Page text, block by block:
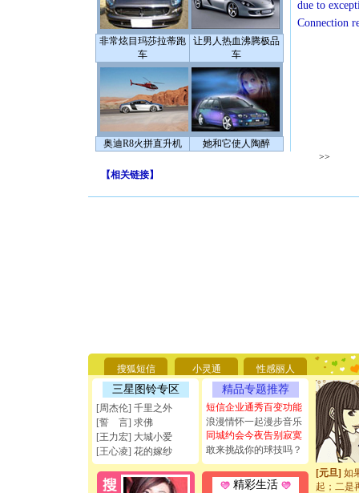
非常炫目玛莎拉蒂跑
车
让男人热血沸腾极品
车
奥迪R8火拼直升机 她和它使人陶醉
due to
Connection
>>
【相关链接】
搜狐短信 小灵通 性感丽人
三星图铃专区
[周杰伦] 千里之外
[誓 言] 求佛
[王力宏] 大城小爱
[王心凌] 花的嫁纱
精品专题推荐
短信企业通秀百变功能
浪漫情怀一起漫步音乐
同城约会今夜告别寂寞
敢来挑战你的球技吗？
精彩生活
能正大光
天都要快
[圣诞节]
如意,快
[元旦]看
断电。爱
你是我专
[元旦]如
起；二是
离。水晶